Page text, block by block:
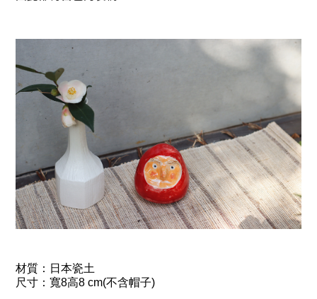
材質： 日本瓷土
尺寸：寬8高8 cm(不含帽子)